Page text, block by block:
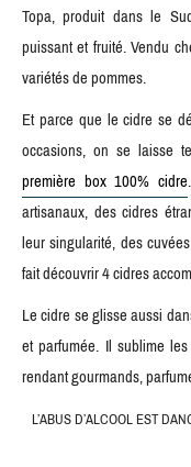
Topa, produit dans le
puissant et fruité. Vendu
variétés de pommes.
Et parce que le cidre se
occasions, on se laisse
première box 100% cidre
artisanaux, des cidres
leur singularité, des
fait découvrir 4 cidres
Le cidre se glisse aussi
et parfumée. Il sublime les
rendant gourmands,
L’ABUS D’ALCOOL EST